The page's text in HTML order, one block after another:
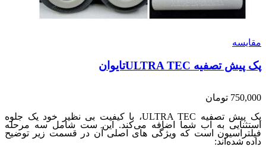
مقایسه
پک پیش تصفیه ULTRA TECتایوان
750,000 تومان
پک پیش تصفیه ULTRA TEC، با کیفیت بی نظیر خود یک جلوه
استثنایی به آب شما اضافه می‌کند. این ست شامل سه مرحله
فیلتراسیون است که ویژگی های اصلی آن در قسمت زیر توضیح
داده شده‌اند: